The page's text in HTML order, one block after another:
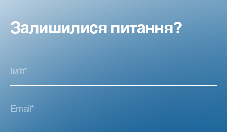
Залишилися питання?